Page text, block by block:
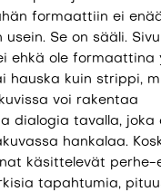
formaattiin ei
Se on sääli.
ehkä ole formaattina
hauska kuin strippi,
voi rakentaa
dialogia tavalla, joka
hankalaa.
käsittelevät perhe-
tapahtumia,